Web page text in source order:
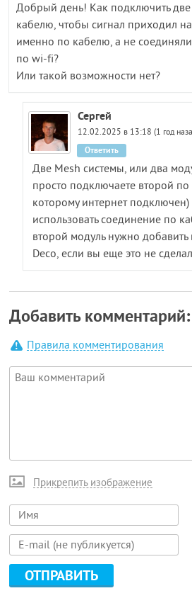
Добрый день! Как подключить
кабелю, чтобы сигнал приходил
именно по кабелю, а не
по wi-fi?
Или такой возможности нет?
Сергей
12.02.2025 в 13:18 (1 год
Две Mesh системы, или два
просто подключаете второй
которому интернет
использовать соединение по
второй модуль нужно
Deco, если вы еще это не
Ответить
Добавить комментарий:
Правила комментирования
Прикрепить изображение